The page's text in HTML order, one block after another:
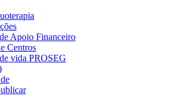
Apoio Financeiro
Centros
vida PROSEG